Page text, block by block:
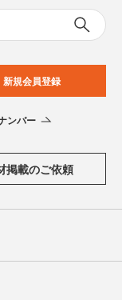
新規会員登録
ンバー
掲載のご依頼